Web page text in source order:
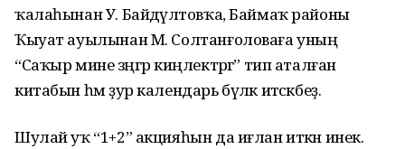
ҡалаһынан У. Байдәүләтовҡа, Баймаҡ районы
Ҡыуат ауылынан М. Солтанғоловаға уның
“Саҡыр мине зәңгәр киңлектәргә” тип аталған
китабын һәм ҙур календарь бүләк итәсәкбеҙ.
Шулай уҡ “1+2” акцияһын да иғлан иткән инек.